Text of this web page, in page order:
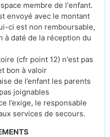
membre de l'enfant.
envoyé avec le montant
ci est non remboursable,
à daté de la réception du
(cfr point 12) n'est pas
bon à valoir
de l’enfant les parents
joignables
l’exige, le responsable
services de secours.